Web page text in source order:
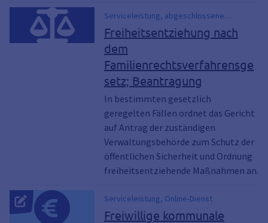
Serviceleistung, abgeschlossene
Einrichtung, Gewahrsamsraum,
Abschiebung, Zurückschiebung und
Zurückweisung, Freiheitsentziehung
Freiheitsentziehung nach
dem
Familienrechtsverfahrensge
setz; Beantragung
In bestimmten gesetzlich
geregelten Fällen ordnet das Gericht
auf Antrag der zuständigen
Verwaltungsbehörde zum Schutz der
öffentlichen Sicherheit und Ordnung
freiheitsentziehende Maßnahmen an.
Serviceleistung, Online-Dienst
Freiwillige kommunale